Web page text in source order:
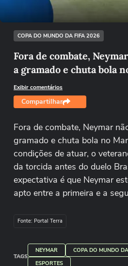
COPA DO MUNDO DA FIFA 2026
Fora de combate,
a gramado e chuta bola
Exibir comentários
Compartilhar
Fora de combate, Neymar
gramado e chuta bola no
condições de atuar, o
da torcida antes do duelo
expectativa é que Neymar
apto entre a primeira e a
Fonte: Portal Terra
TAGS
NEYMAR
COPA DO MUNDO
ESPORTES